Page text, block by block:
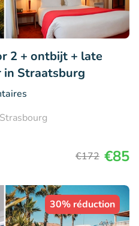
2 + ontbijt + late
in Straatsburg
€172 €85
30% réduction